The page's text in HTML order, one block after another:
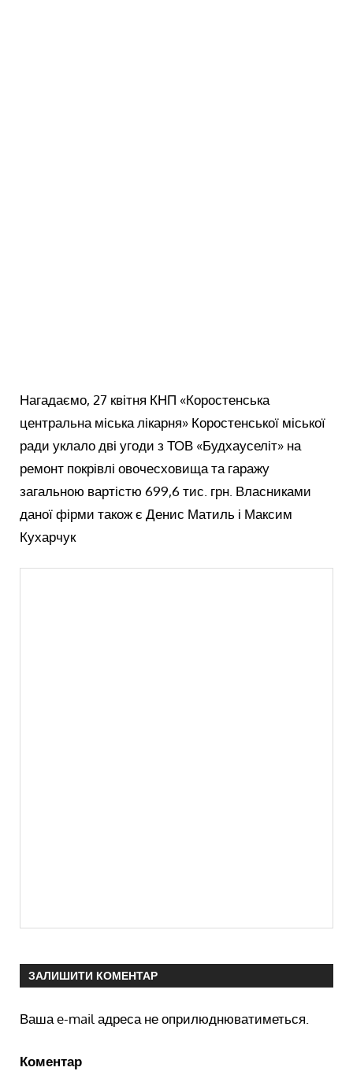
Нагадаємо, 27 квітня КНП «Коростенська
центральна міська лікарня» Коростенської міської
ради уклало дві угоди з ТОВ «Будхауселіт» на
ремонт покрівлі овочесховища та гаражу
загальною вартістю 699,6 тис. грн. Власниками
даної фірми також є Денис Матиль і Максим
Кухарчук
ЗАЛИШИТИ КОМЕНТАР
Ваша e-mail адреса не оприлюднюватиметься.
Коментар